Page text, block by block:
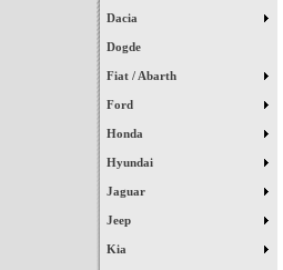
Dacia
Dogde
Fiat / Abarth
Ford
Honda
Hyundai
Jaguar
Jeep
Kia